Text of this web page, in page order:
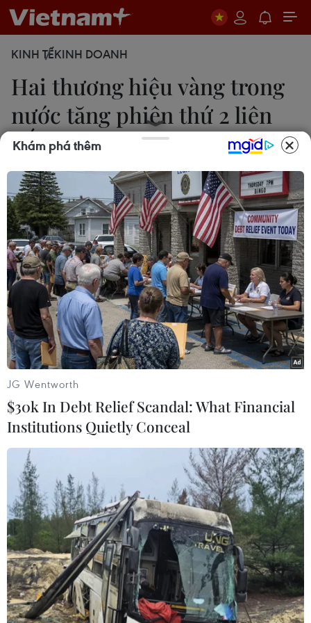
KINH TẾKINH DOANH
Hai thương hiệu vàng trong
nước tăng phiên thứ 2 liên
tiếp
Hạnh Dung
15/11/2023 04:32
Trên thế giới, giá vàng dao động quanh ngưỡng
1.965 USD/ounce, tăng 20 USD/ounce so với
phiên trước và tương đương 58,05 triệu
đồng/lượng khi quy đổi theo tỷ giá trong nước.
Khách hàng giao dịch vàng tại doanh nghiệp. (Ảnh:
PV/Vietnam+)
Tại phiên mở cửa sáng nay (15/11), hai thương
hiệu vàng trong nước tăng từ 50.000-150.000
đồng/lượng, trong khi đó tỷ giá trung tâm giảm
Khám phá thêm
JG Wentworth
$30k In Debt Relief Scandal: What Financial
Institutions Quietly Conceal